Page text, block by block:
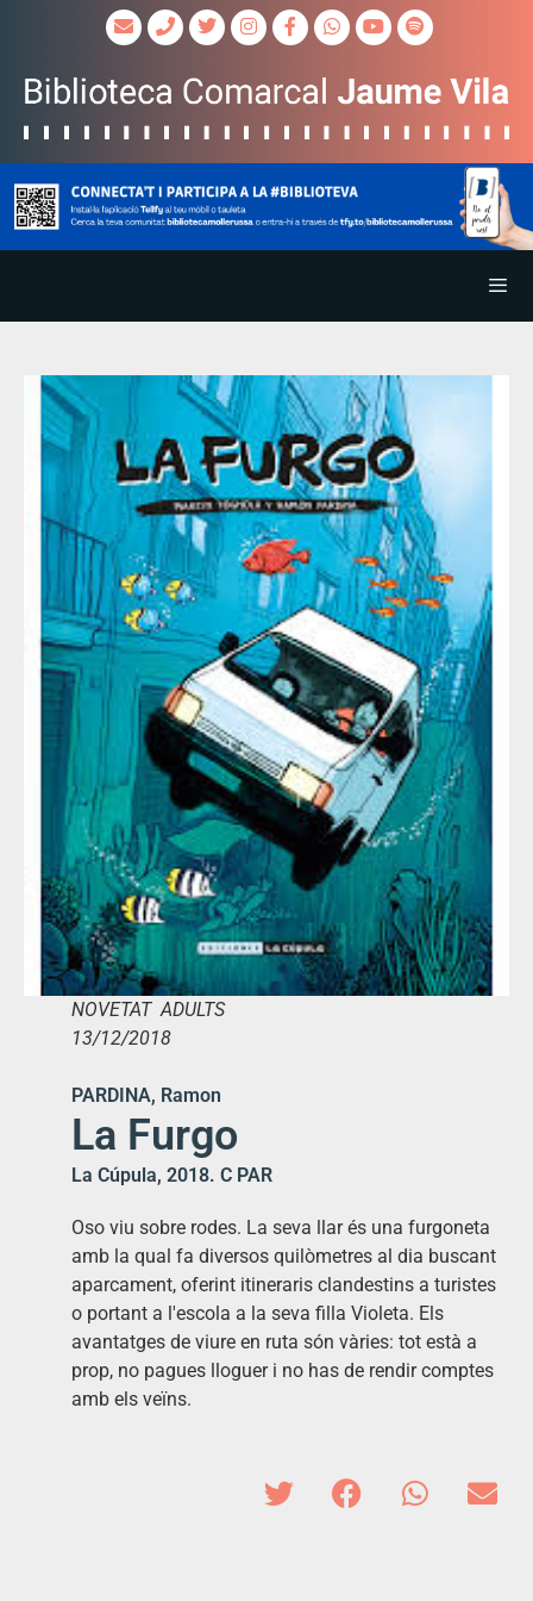
NOVETAT ADULTS
13/12/2018
PARDINA, Ramon
La Furgo
La Cúpula, 2018. C PAR
Oso viu sobre rodes. La seva llar és una furgoneta
amb la qual fa diversos quilòmetres al dia buscant
aparcament, oferint itineraris clandestins a turistes
o portant a l'escola a la seva filla Violeta. Els
avantatges de viure en ruta són vàries: tot està a
prop, no pagues lloguer i no has de rendir comptes
amb els veïns.